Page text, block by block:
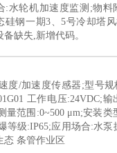
:水轮机加速度监测;物
硅钢一期3、5号冷却塔
备缺失,新增代码。
度/加速度传感器;型号规
工作电压:24VDC;
量范围:0~500 μm;安装
等级:IP65;应用场合:水
态 条管作业区